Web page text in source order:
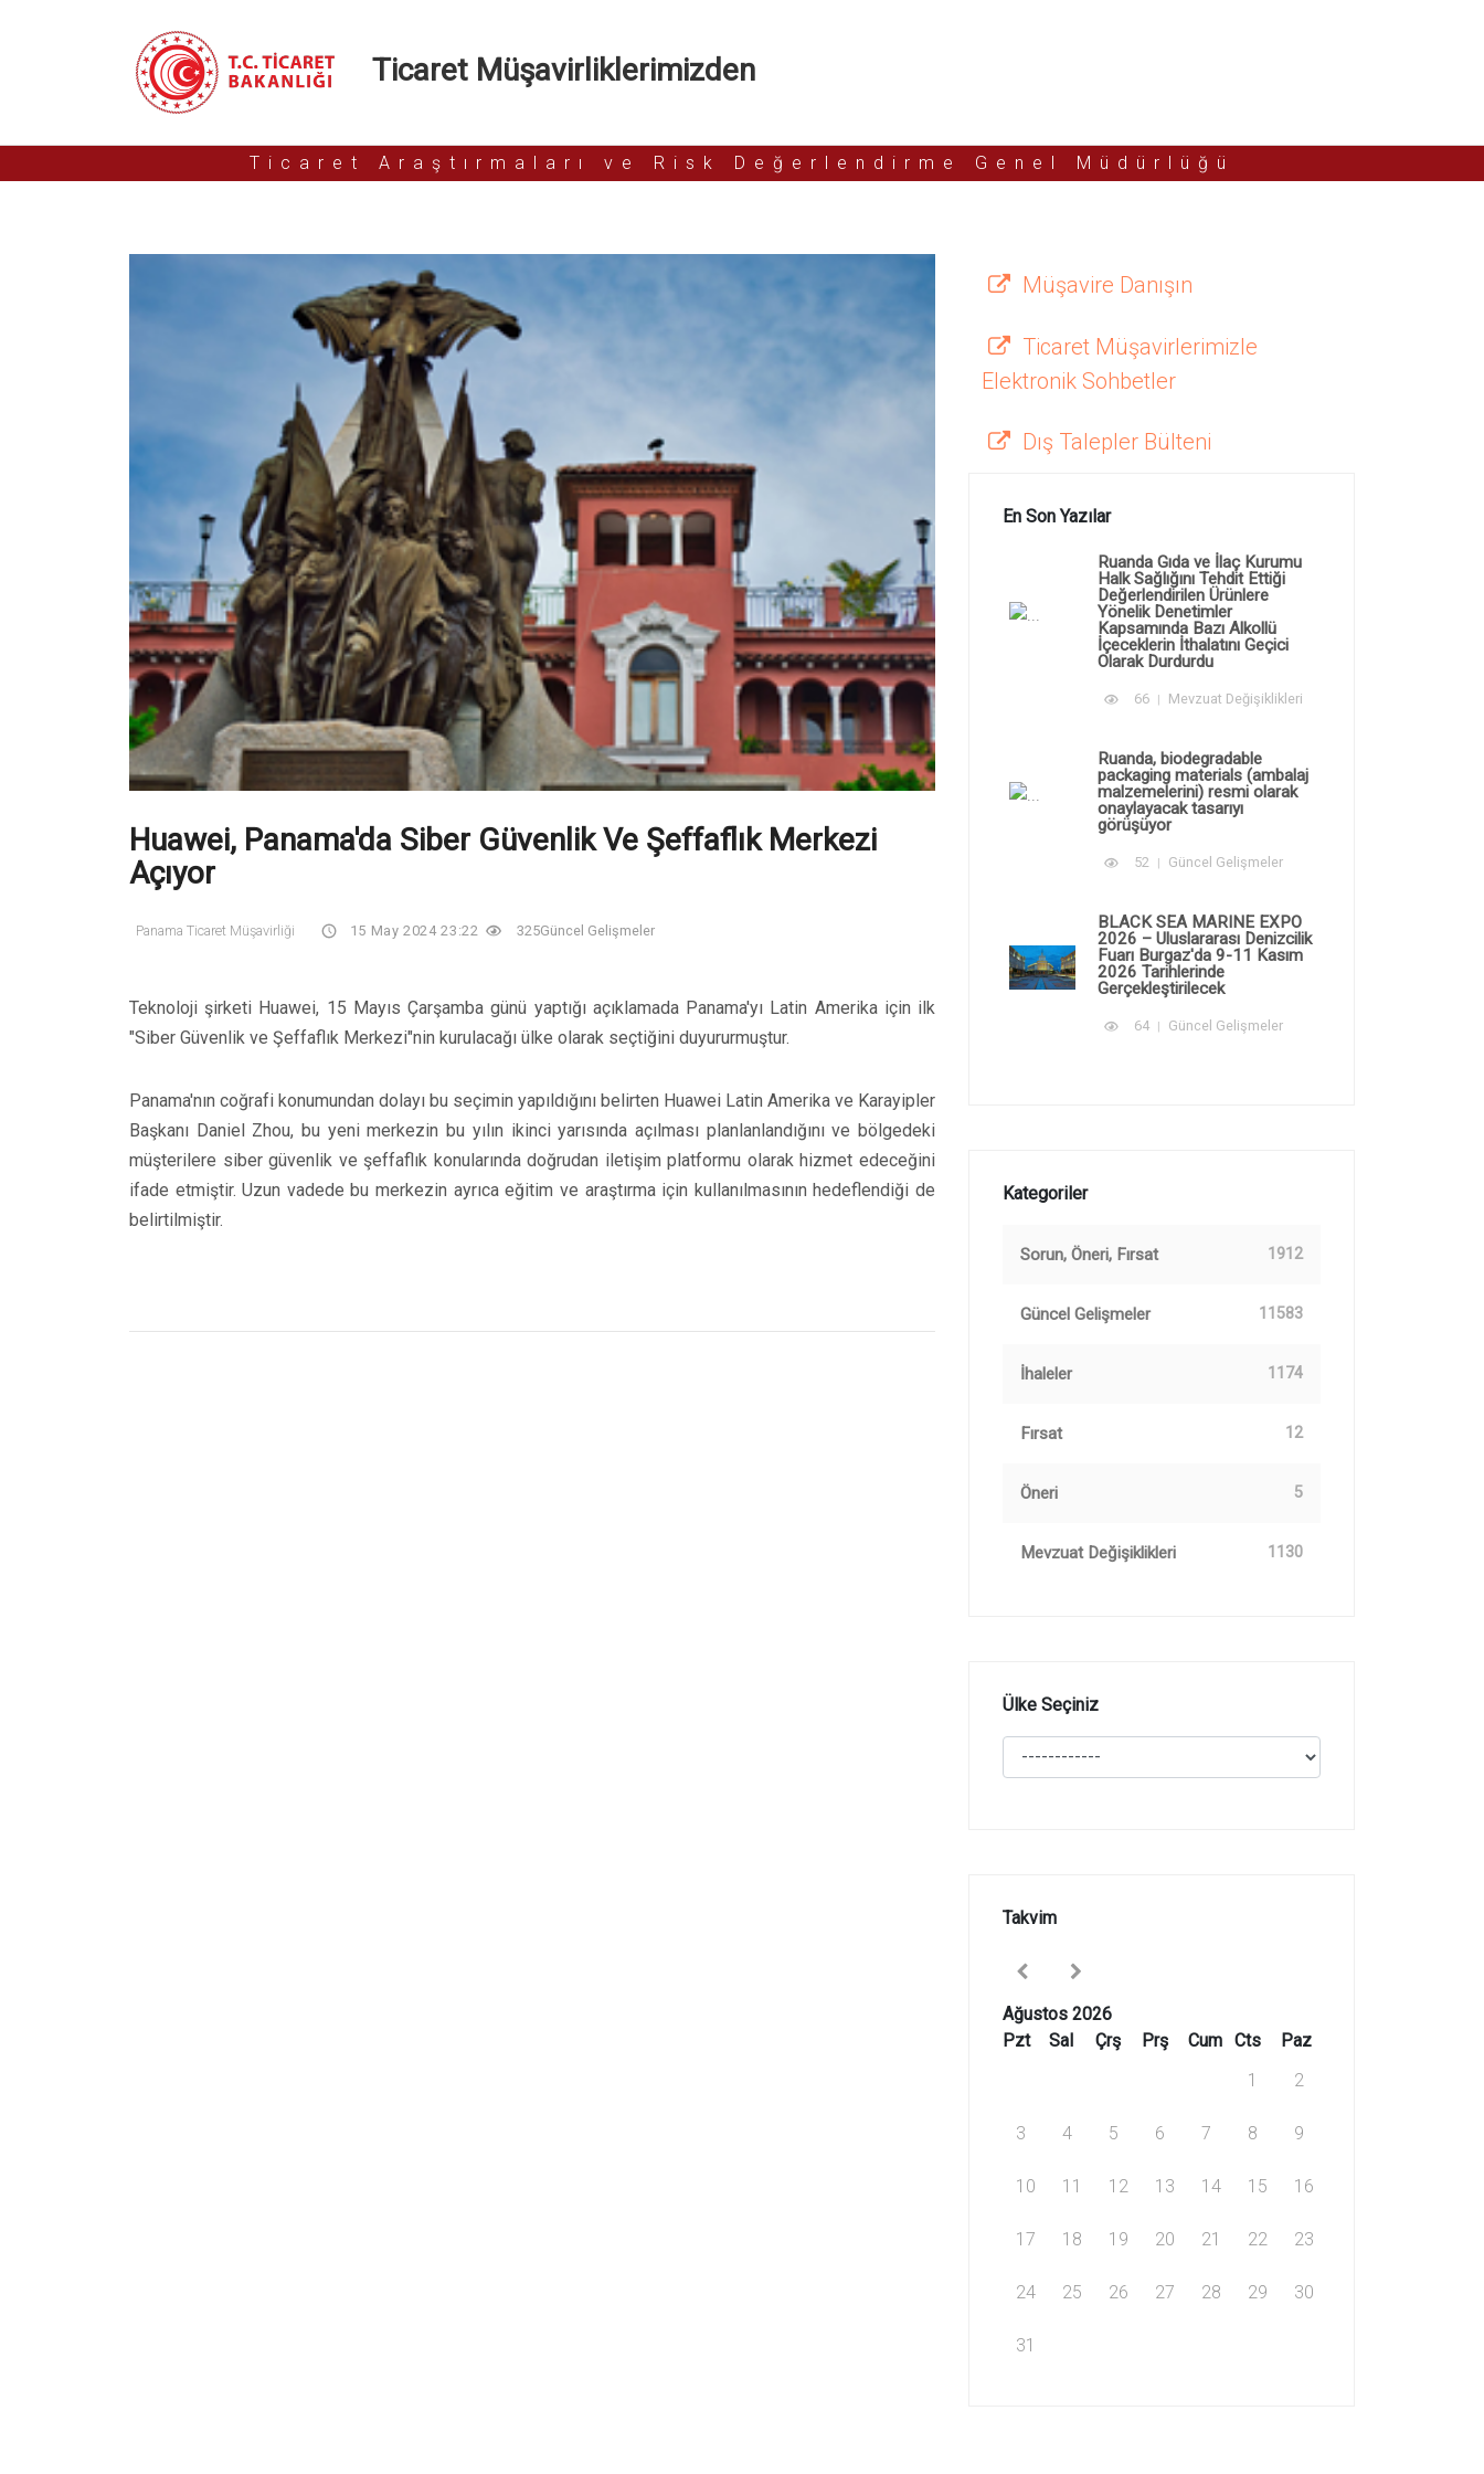
Ticaret Müşavirliklerimizden
Ticaret Araştırmaları ve Risk Değerlendirme Genel Müdürlüğü
Huawei, Panama'da Siber Güvenlik Ve Şeffaflık Merkezi
Açıyor
Panama Ticaret Müşavirliği 15 May 2024 23:22 325Güncel Gelişmeler
Teknoloji şirketi Huawei, 15 Mayıs Çarşamba günü yaptığı açıklamada Panama'yı Latin Amerika için ilk
"Siber Güvenlik ve Şeffaflık Merkezi"nin kurulacağı ülke olarak seçtiğini duyururmuştur.
Panama'nın coğrafi konumundan dolayı bu seçimin yapıldığını belirten Huawei Latin Amerika ve Karayipler
Başkanı Daniel Zhou, bu yeni merkezin bu yılın ikinci yarısında açılması planlanlandığını ve bölgedeki
müşterilere siber güvenlik ve şeffaflık konularında doğrudan iletişim platformu olarak hizmet edeceğini
ifade etmiştir. Uzun vadede bu merkezin ayrıca eğitim ve araştırma için kullanılmasının hedeflendiği de
belirtilmiştir.
Müşavire Danışın
Ticaret Müşavirlerimizle
Elektronik Sohbetler
Dış Talepler Bülteni
En Son Yazılar
Ruanda Gıda ve İlaç Kurumu
Halk Sağlığını Tehdit Ettiği
Değerlendirilen Ürünlere
Yönelik Denetimler
Kapsamında Bazı Alkollü
İçeceklerin İthalatını Geçici
Olarak Durdurdu
66 Mevzuat Değişiklikleri
Ruanda, biodegradable
packaging materials (ambalaj
malzemelerini) resmi olarak
onaylayacak tasarıyı
görüşüyor
52 Güncel Gelişmeler
BLACK SEA MARINE EXPO
2026 – Uluslararası Denizcilik
Fuarı Burgaz'da 9-11 Kasım
2026 Tarihlerinde
Gerçekleştirilecek
64 Güncel Gelişmeler
Kategoriler
Sorun, Öneri, Fırsat 1912
Güncel Gelişmeler 11583
İhaleler 1174
Fırsat 12
Öneri 5
Mevzuat Değişiklikleri 1130
Ülke Seçiniz
Takvim
Ağustos 2026
Pzt
Sal Çrş Prş Cum Cts
Paz
1
2
3 4 5 6 7 8 9
10 11 12 13 14 15 16
17 18 19 20 21 22 23
24 25 26 27 28 29 30
31